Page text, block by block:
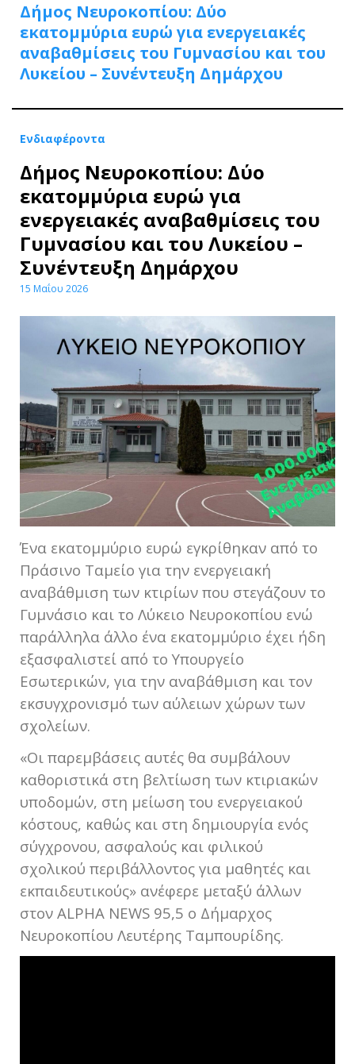
Δήμος Νευροκοπίου: Δύο
εκατομμύρια ευρώ για ενεργειακές
αναβαθμίσεις του Γυμνασίου και του
Λυκείου – Συνέντευξη Δημάρχου
Ενδιαφέροντα
Δήμος Νευροκοπίου: Δύο
εκατομμύρια ευρώ για
ενεργειακές αναβαθμίσεις του
Γυμνασίου και του Λυκείου –
Συνέντευξη Δημάρχου
15 Μαΐου 2026
Ένα εκατομμύριο ευρώ εγκρίθηκαν από το
Πράσινο Ταμείο για την ενεργειακή
αναβάθμιση των κτιρίων που στεγάζουν το
Γυμνάσιο και το Λύκειο Νευροκοπίου ενώ
παράλληλα άλλο ένα εκατομμύριο έχει ήδη
εξασφαλιστεί από το Υπουργείο
Εσωτερικών, για την αναβάθμιση και τον
εκσυγχρονισμό των αύλειων χώρων των
σχολείων.
«Οι παρεμβάσεις αυτές θα συμβάλουν
καθοριστικά στη βελτίωση των κτιριακών
υποδομών, στη μείωση του ενεργειακού
κόστους, καθώς και στη δημιουργία ενός
σύγχρονου, ασφαλούς και φιλικού
σχολικού περιβάλλοντος για μαθητές και
εκπαιδευτικούς» ανέφερε μεταξύ άλλων
στον ALPHA NEWS 95,5 ο Δήμαρχος
Νευροκοπίου Λευτέρης Ταμπουρίδης.